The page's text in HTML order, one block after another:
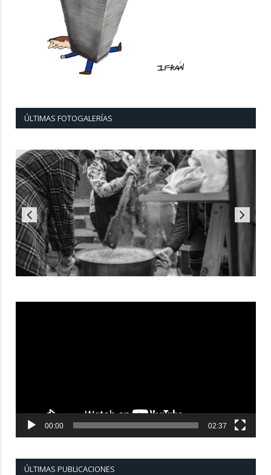
ÚLTIMAS FOTOGALERÍAS
00:00 02:37
ÚLTIMAS PUBLICACIONES